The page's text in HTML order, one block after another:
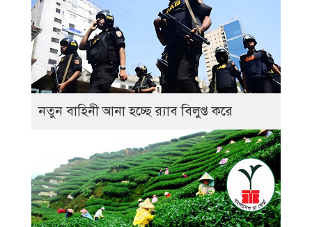
নতুন বাহিনী আনা হচ্ছে র‍্যাব বিলুপ্ত করে